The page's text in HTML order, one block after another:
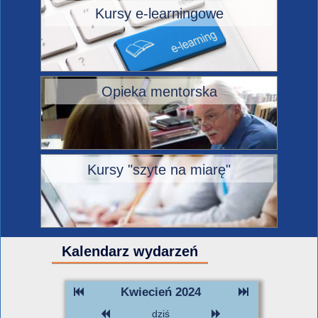
Kursy e-learningowe
Opieka mentorska
Kursy "szyte na miarę"
Kalendarz wydarzeń
Kwiecień 2024
dziś